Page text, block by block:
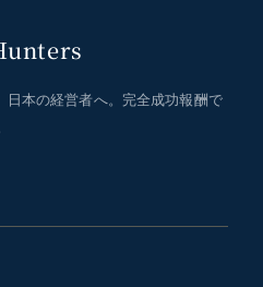
日本の経営者へ。完全成功報酬で